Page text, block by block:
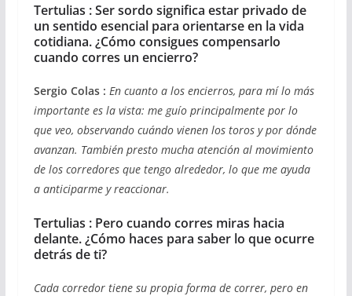
Tertulias : Ser sordo significa estar privado de
un sentido esencial para orientarse en la vida
cotidiana. ¿Cómo consigues compensarlo
cuando corres un encierro?
Sergio Colas : En cuanto a los encierros, para mí lo más
importante es la vista: me guío principalmente por lo
que veo, observando cuándo vienen los toros y por dónde
avanzan. También presto mucha atención al movimiento
de los corredores que tengo alrededor, lo que me ayuda
a anticiparme y reaccionar.
Tertulias : Pero cuando corres miras hacia
delante. ¿Cómo haces para saber lo que ocurre
detrás de ti?
Cada corredor tiene su propia forma de correr, pero en